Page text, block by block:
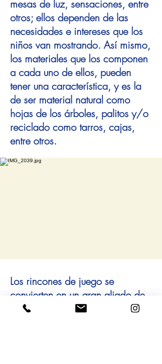
mesas de luz, sensaciones, entre
otros; ellos dependen de las
necesidades e intereses que los
niños van mostrando. Así mismo,
los materiales que los componen
a cada uno de ellos, pueden
tener una característica, y es la
de ser material natural como
hojas de los árboles, palitos y/o
reciclado como tarros, cajas,
entre otros.
Los rincones de juego se
convierten en un gran aliado de
los procesos de exploración o